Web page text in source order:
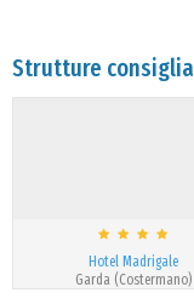
Strutture
Hotel Madrigale
Garda (Costermano)